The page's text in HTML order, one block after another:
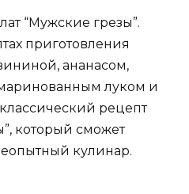
“Мужские грезы”.
приготовления
ананасом,
луком и
рецепт
который сможет
кулинар.